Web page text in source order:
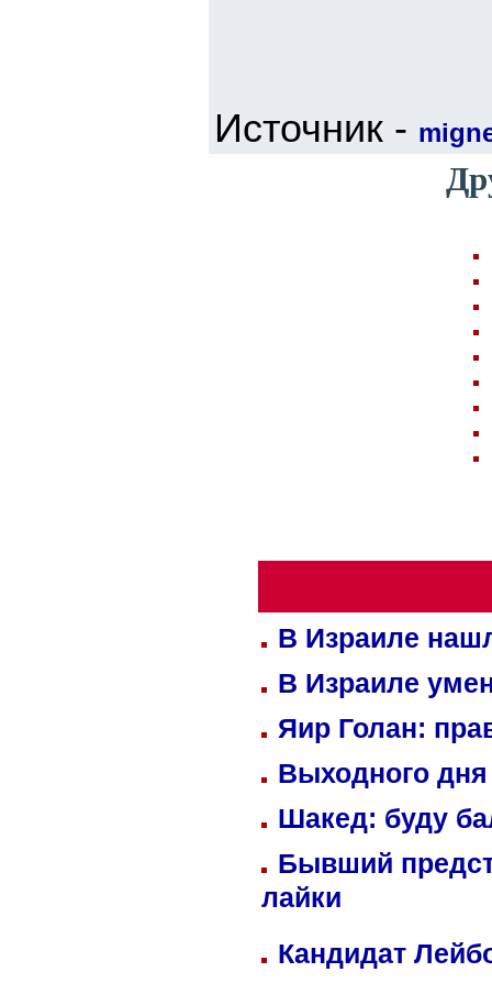
Источник -
В Израиле
В Израиле
Яир Голан:
Выходного
Шакед: буду
Бывший
лайки
Кандидат